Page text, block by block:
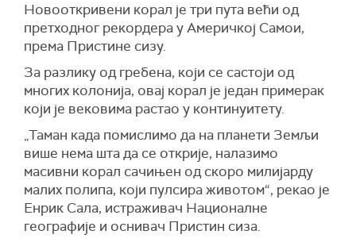
Новооткривени корал је три пута већи од
претходног рекордера у Америчкој Самои,
према Пристине сизу.
За разлику од гребена, који се састоји од
многих колонија, овај корал је један примерак
који је вековима растао у континуитету.
„Таман када помислимо да на планети Земљи
више нема шта да се открије, налазимо
масивни корал сачињен од скоро милијарду
малих полипа, који пулсира животом“, рекао је
Енрик Сала, истраживач Националне
географије и оснивач Пристин сиза.